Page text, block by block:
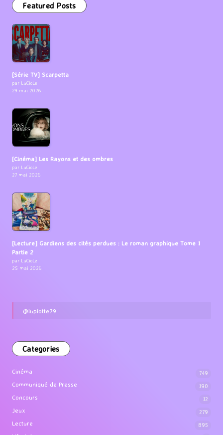
Featured Posts
[Série TV] Scarpetta
par LuCioLe
29 mai 2026
[Cinéma] Les Rayons et des ombres
par LuCioLe
27 mai 2026
[Lecture] Gardiens des cités perdues : Le roman graphique Tome 1
Partie 2
par LuCioLe
25 mai 2026
@lupiotte79
Categories
Cinéma 749
Communiqué de Presse 190
Concours 12
Jeux 279
Lecture 895